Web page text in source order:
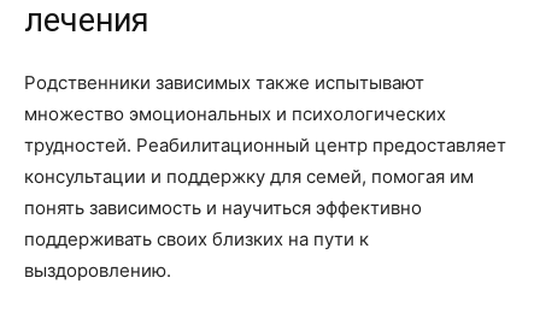
лечения
Родственники зависимых также испытывают
множество эмоциональных и психологических
трудностей. Реабилитационный центр предоставляет
консультации и поддержку для семей, помогая им
понять зависимость и научиться эффективно
поддерживать своих близких на пути к
выздоровлению.